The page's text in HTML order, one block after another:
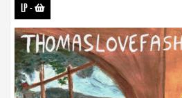
LP-